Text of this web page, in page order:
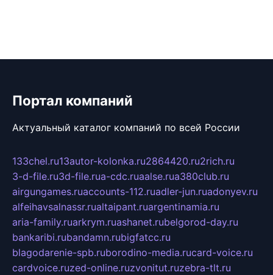
Портал компаний
Актуальный каталог компаний по всей России
133chel.ru13autor-kolonka.ru2864420.ru2rich.ru
3-d-file.ru3d-file.rua-cdc.ruaalse.rua380club.ru
airgungames.ruaccounts-112.ruadler-jun.ruadonyev.ru
alfeihavsalnassr.rualtaipant.ruargentinamia.ru
aria-family.ruarkrym.ruashanet.rubelgorod-day.ru
bankaribi.rubandamn.rubigfatcc.ru
blagodarenie-spb.ruborodino-media.rucard-voice.ru
cardvoice.ruzed-online.ruzvonitut.ruzebra-tlt.ru